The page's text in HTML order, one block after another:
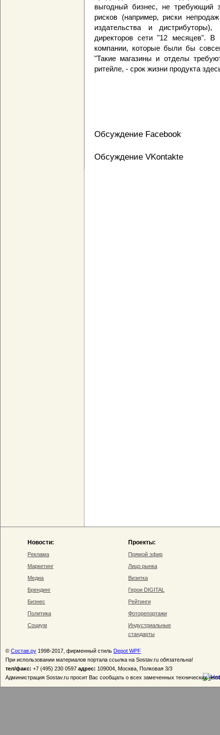
выгодный бизнес, не требующий
рисков (например, риски
издательства и
директоров сети "12 месяцев".
компании, которые были бы
"Такие магазины и отделы
ритейле, - срок жизни продукта
Обсуждение Facebook
Обсуждение VKontakte
Новости:
Реклама
Маркетинг
Медиа
Брендинг
Бизнес
Политика
Социум
Проекты:
Прямой эфир
Лицо рынка
Визитка
Герои DIGITAL
Рейтинги
Фоторепортажи
Индустриальные
стандарты
© Состав.ру 1998-2017, фирменный стиль Depot WPF
При использовании материалов портала ссылка на Sostav.ru обязательна!
тел/факс: +7 (495) 230 0597 адрес: 109004, Москва, Полковая 3/3
Администрация Sostav.ru просит Вас сообщать о всех замеченных технических